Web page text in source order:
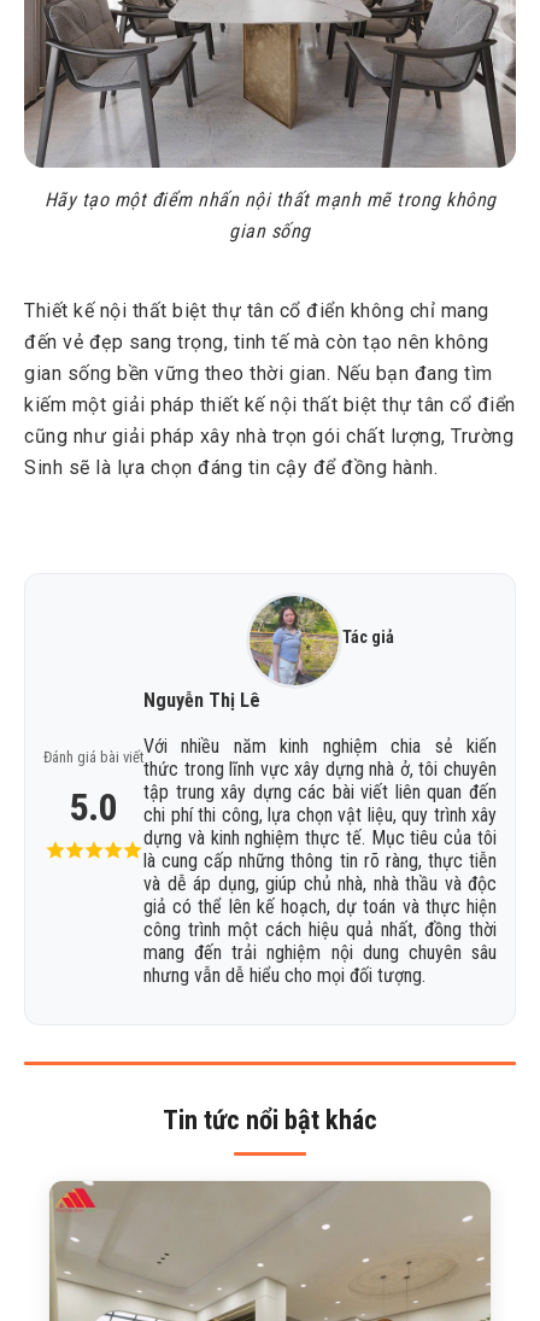
Hãy tạo một điểm nhấn nội thất mạnh mẽ trong không
gian sống
Thiết kế nội thất biệt thự tân cổ điển không chỉ mang
đến vẻ đẹp sang trọng, tinh tế mà còn tạo nên không
gian sống bền vững theo thời gian. Nếu bạn đang tìm
kiếm một giải pháp thiết kế nội thất biệt thự tân cổ điển
cũng như giải pháp xây nhà trọn gói chất lượng, Trường
Sinh sẽ là lựa chọn đáng tin cậy để đồng hành.
Đánh giá bài viết
5.0
Tác giả
Nguyễn Thị Lê
Với nhiều năm kinh nghiệm chia sẻ kiến
thức trong lĩnh vực xây dựng nhà ở, tôi chuyên
tập trung xây dựng các bài viết liên quan đến
chi phí thi công, lựa chọn vật liệu, quy trình xây
dựng và kinh nghiệm thực tế. Mục tiêu của tôi
là cung cấp những thông tin rõ ràng, thực tiễn
và dễ áp dụng, giúp chủ nhà, nhà thầu và độc
giả có thể lên kế hoạch, dự toán và thực hiện
công trình một cách hiệu quả nhất, đồng thời
mang đến trải nghiệm nội dung chuyên sâu
nhưng vẫn dễ hiểu cho mọi đối tượng.
Tin tức nổi bật khác